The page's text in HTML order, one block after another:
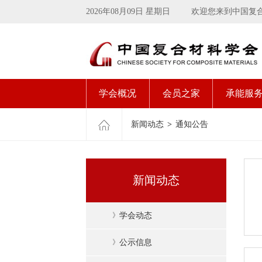
2026年08月09日 星期日 欢迎您来到中国复
学会概况 会员之家 承能服
新闻动态 > 通知公告
新闻动态
》 学会动态
》 公示信息